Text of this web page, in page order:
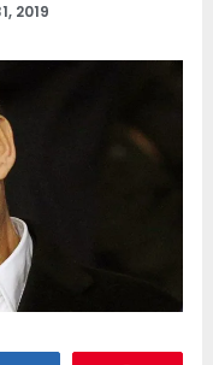
2019